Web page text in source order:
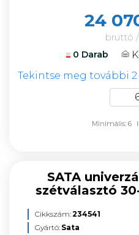
24
bruttó
0 Darab
Tekintse meg további
Minimális: 6
SATA
szétválasztó
Cikkszám:234541
Gyártó: Sata